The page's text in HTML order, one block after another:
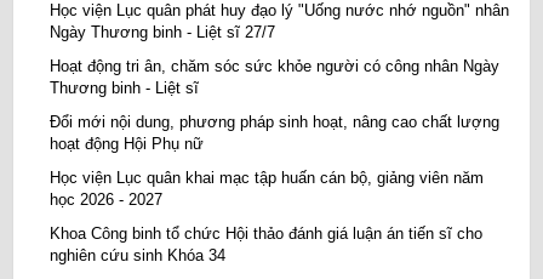
Học viện Lục quân phát huy đạo lý "Uống nước nhớ nguồn" nhân
Ngày Thương binh - Liệt sĩ 27/7
Hoạt động tri ân, chăm sóc sức khỏe người có công nhân Ngày
Thương binh - Liệt sĩ
Đổi mới nội dung, phương pháp sinh hoạt, nâng cao chất lượng
hoạt động Hội Phụ nữ
Học viện Lục quân khai mạc tập huấn cán bộ, giảng viên năm
học 2026 - 2027
Khoa Công binh tổ chức Hội thảo đánh giá luận án tiến sĩ cho
nghiên cứu sinh Khóa 34